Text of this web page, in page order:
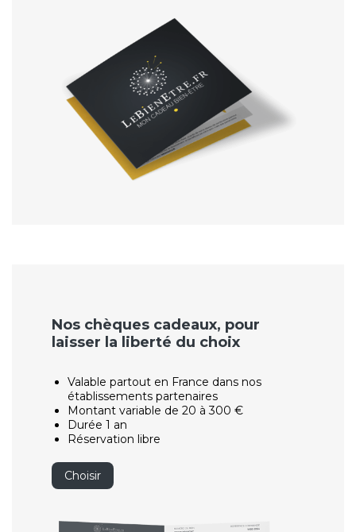
Nos chèques cadeaux, pour
laisser la liberté du choix
Valable partout en France dans nos
établissements partenaires
Montant variable de 20 à 300 €
Durée 1 an
Réservation libre
Choisir